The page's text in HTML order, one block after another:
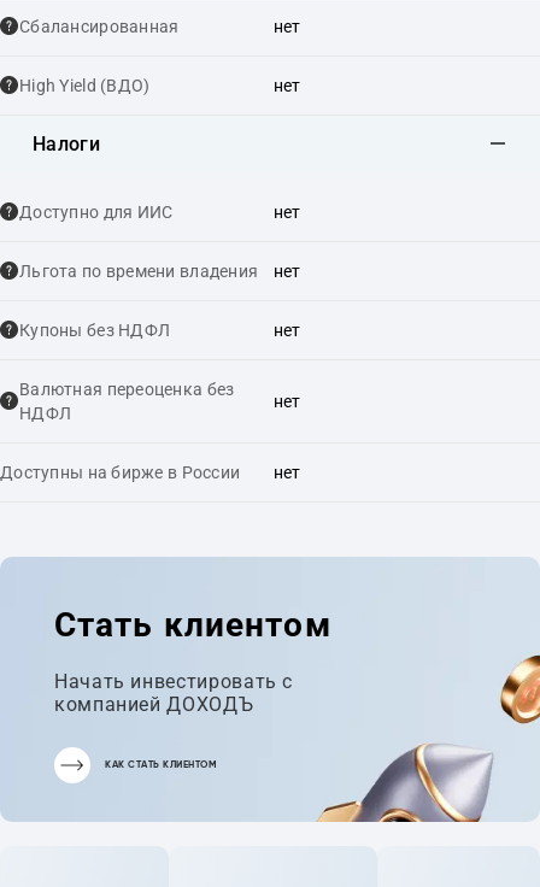
Сбалансированная нет
High Yield (ВДО) нет
Налоги
Доступно для ИИС нет
Льгота по времени владения нет
Купоны без НДФЛ нет
Валютная переоценка без
НДФЛ
нет
Доступны на бирже в России нет
Стать клиентом
Начать инвестировать с
компанией ДОХОДЪ
КАК СТАТЬ КЛИЕНТОМ